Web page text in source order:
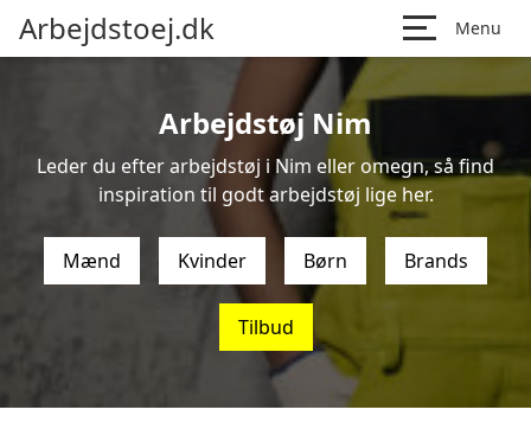
Arbejdstoej.dk Menu
Arbejdstøj Nim
Leder du efter arbejdstøj i Nim eller omegn, så find
inspiration til godt arbejdstøj lige her.
Mænd Kvinder Børn Brands
Tilbud